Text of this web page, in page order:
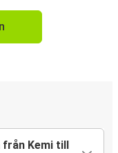
Kemi till